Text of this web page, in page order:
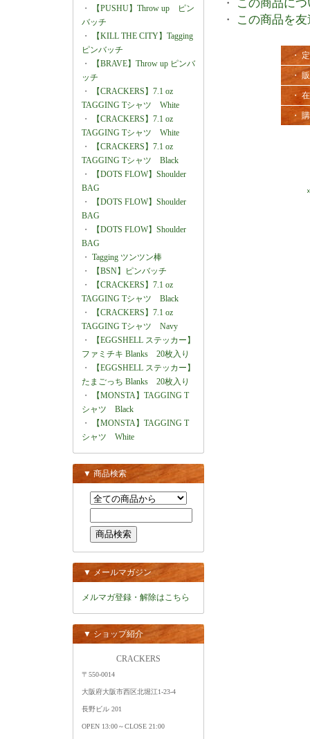
・
【PUSHU】Throw up ピン
バッチ
・
【KILL THE CITY】Tagging
ピンバッチ
・
【BRAVE】Throw up ピンバ
ッチ
・
【CRACKERS】7.1 oz
TAGGING Tシャツ White
・
【CRACKERS】7.1 oz
TAGGING Tシャツ White
・
【CRACKERS】7.1 oz
TAGGING Tシャツ Black
・
【DOTS FLOW】Shoulder
BAG
・
【DOTS FLOW】Shoulder
BAG
・
【DOTS FLOW】Shoulder
BAG
・ Tagging ツンツン棒
・
【BSN】ピンバッチ
・
【CRACKERS】7.1 oz
TAGGING Tシャツ Black
・
【CRACKERS】7.1 oz
TAGGING Tシャツ Navy
・
【EGGSHELL ステッカー】
ファミチキ Blanks 20枚入り
・
【EGGSHELL ステッカー】
たまごっち Blanks 20枚入り
・
【MONSTA】TAGGING T
シャツ Black
・
【MONSTA】TAGGING T
シャツ White
▼ 商品検索
▼ メールマガジン
メルマガ登録・解除はこちら
▼ ショップ紹介
CRACKERS
〒550-0014
大阪府大阪市西区北堀江1-23-4
長野ビル 201
OPEN 13:00～CLOSE 21:00
・
この商品に
・
この商品を
・
・
・
・